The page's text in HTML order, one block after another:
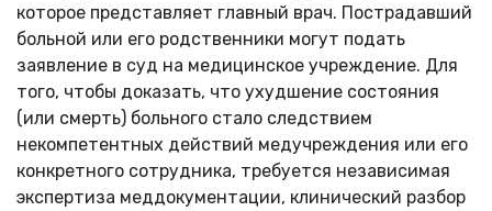
которое представляет главный врач. Пострадавший
больной или его родственники могут подать
заявление в суд на медицинское учреждение. Для
того, чтобы доказать, что ухудшение состояния
(или смерть) больного стало следствием
некомпетентных действий медучреждения или его
конкретного сотрудника, требуется независимая
экспертиза меддокументации, клинический разбор